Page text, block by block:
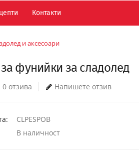
Контакти
и аксесоари
фунийки за сладолед
0 отзива Напишете отзив
CLPESPOB
В наличност